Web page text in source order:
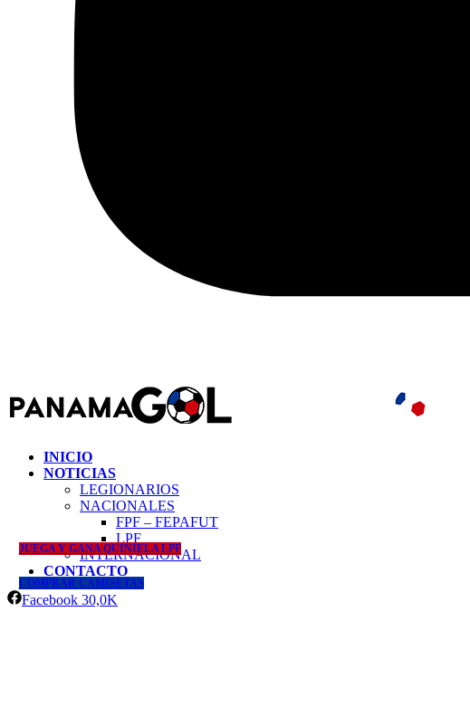
INICIO
NOTICIAS
LEGIONARIOS
NACIONALES
FPF – FEPAFUT
LPF
INTERNACIONAL
CONTACTO
JUEGA Y GANA QUINIELA LPF
COMPRAR CAMISETAS
Facebook 30,0K